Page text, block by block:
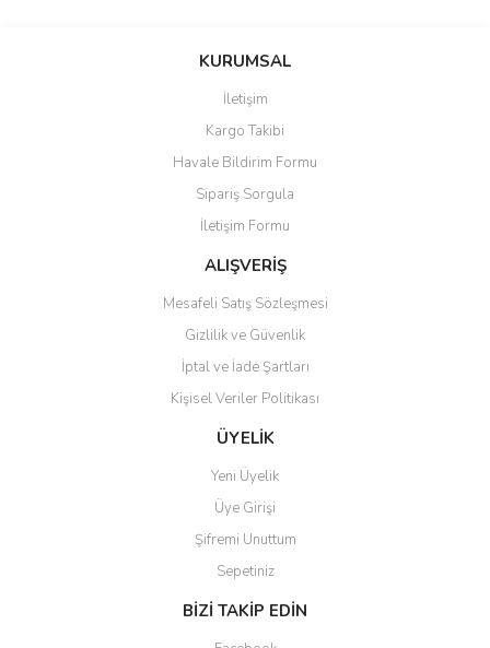
KURUMSAL
İletişim
Kargo Takibi
Havale Bildirim Formu
Sipariş Sorgula
İletişim Formu
ALIŞVERİŞ
Mesafeli Satış Sözleşmesi
Gizlilik ve Güvenlik
İptal ve İade Şartları
Kişisel Veriler Politikası
ÜYELİK
Yeni Üyelik
Üye Girişi
Şifremi Unuttum
Sepetiniz
BİZİ TAKİP EDİN